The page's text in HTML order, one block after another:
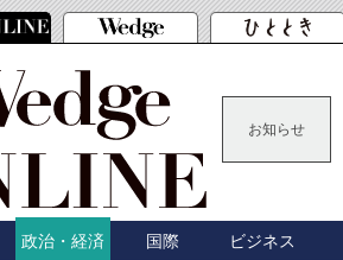
お知らせ
政治・経済 国際 ビジネス